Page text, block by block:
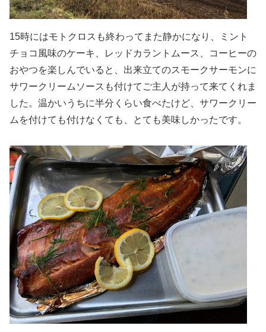
15時にはモトクロスも終わってまた静かになり、ミント
チョコ風味のケーキ、レッドカラントムース、コーヒーの
おやつを楽しんでいると、出来立てのスモークサーモンに
サワークリームソースも付けてご主人が持って来てくれま
した。温かいうちに半分くらい食べたけど、サワークリー
ムを付けても付けなくても、とても美味しかったです。